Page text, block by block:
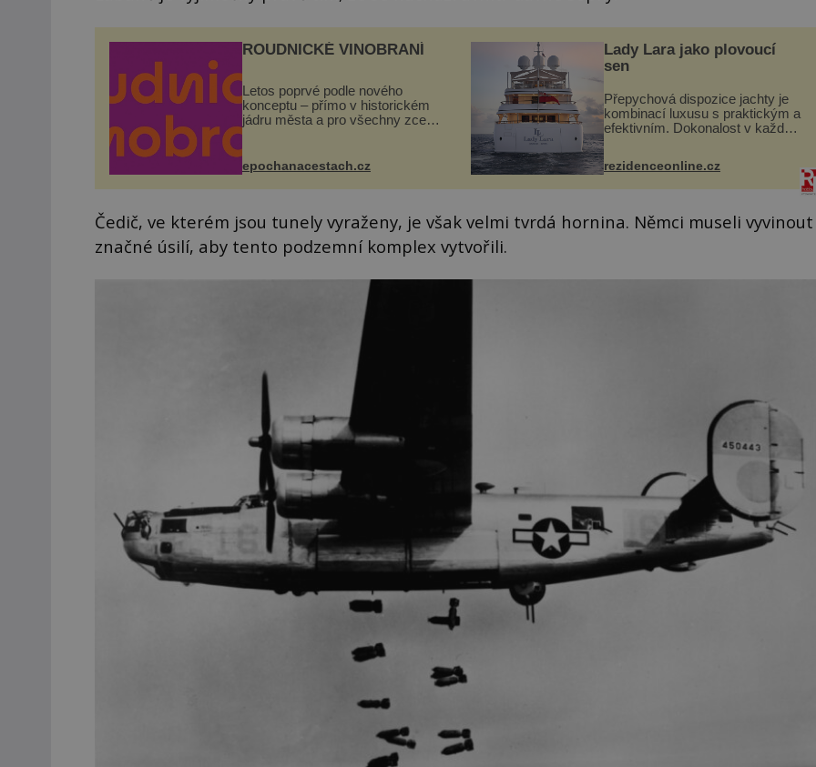
ROUDNICKÉ VINOBRANÍ
Letos poprvé podle nového
konceptu – přímo v historickém
jádru města a pro všechny zcela
náměstí. Návštěvníci se mohou
těšit na víno, burčák, pes...
epochanacestach.cz
Lady Lara jako plovoucí
sen
Přepychová dispozice jachty je
kombinací luxusu s praktickým a
efektivním. Dokonalost v každém
paluby. Monacký přístav nabízí
každoročn...
rezidenceonline.cz
Čedič, ve kterém jsou tunely vyraženy, je však velmi tvrdá hornina. Němci museli vyvinout
značné úsilí, aby tento podzemní komplex vytvořili.